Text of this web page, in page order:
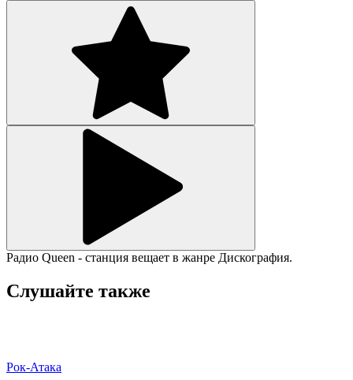
Радио Queen - станция вещает в жанре Дискография.
Слушайте также
Рок-Атака